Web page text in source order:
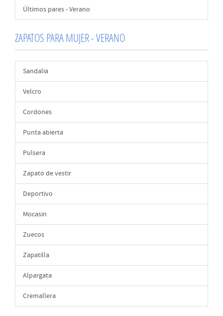
Últimos pares - Verano
ZAPATOS PARA MUJER - VERANO
Sandalia
Velcro
Cordones
Punta abierta
Pulsera
Zapato de vestir
Deportivo
Mocasin
Zuecos
Zapatilla
Alpargata
Cremallera